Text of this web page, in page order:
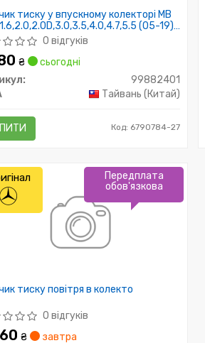
тиску у впускному колекторі MB
(05-19)
VIKA
0 відгуків
₴
сьогодні
99882401
Тайвань (Китай)
Код: 6790784-27
тиску повітря в колекто
0 відгуків
₴
завтра
Передплата
обов'язкова